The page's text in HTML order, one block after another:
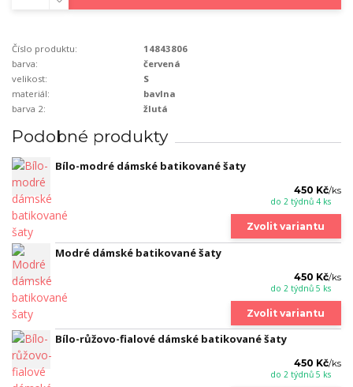
Číslo produktu:
14843806
barva:
červená
velikost:
S
materiál:
bavlna
barva 2:
žlutá
Podobné produkty
Bílo-modré dámské batikované šaty
450 Kč/ks
do 2 týdnů 4 ks
Zvolit variantu
Modré dámské batikované šaty
450 Kč/ks
do 2 týdnů 5 ks
Zvolit variantu
Bílo-růžovo-fialové dámské batikované šaty
450 Kč/ks
do 2 týdnů 5 ks